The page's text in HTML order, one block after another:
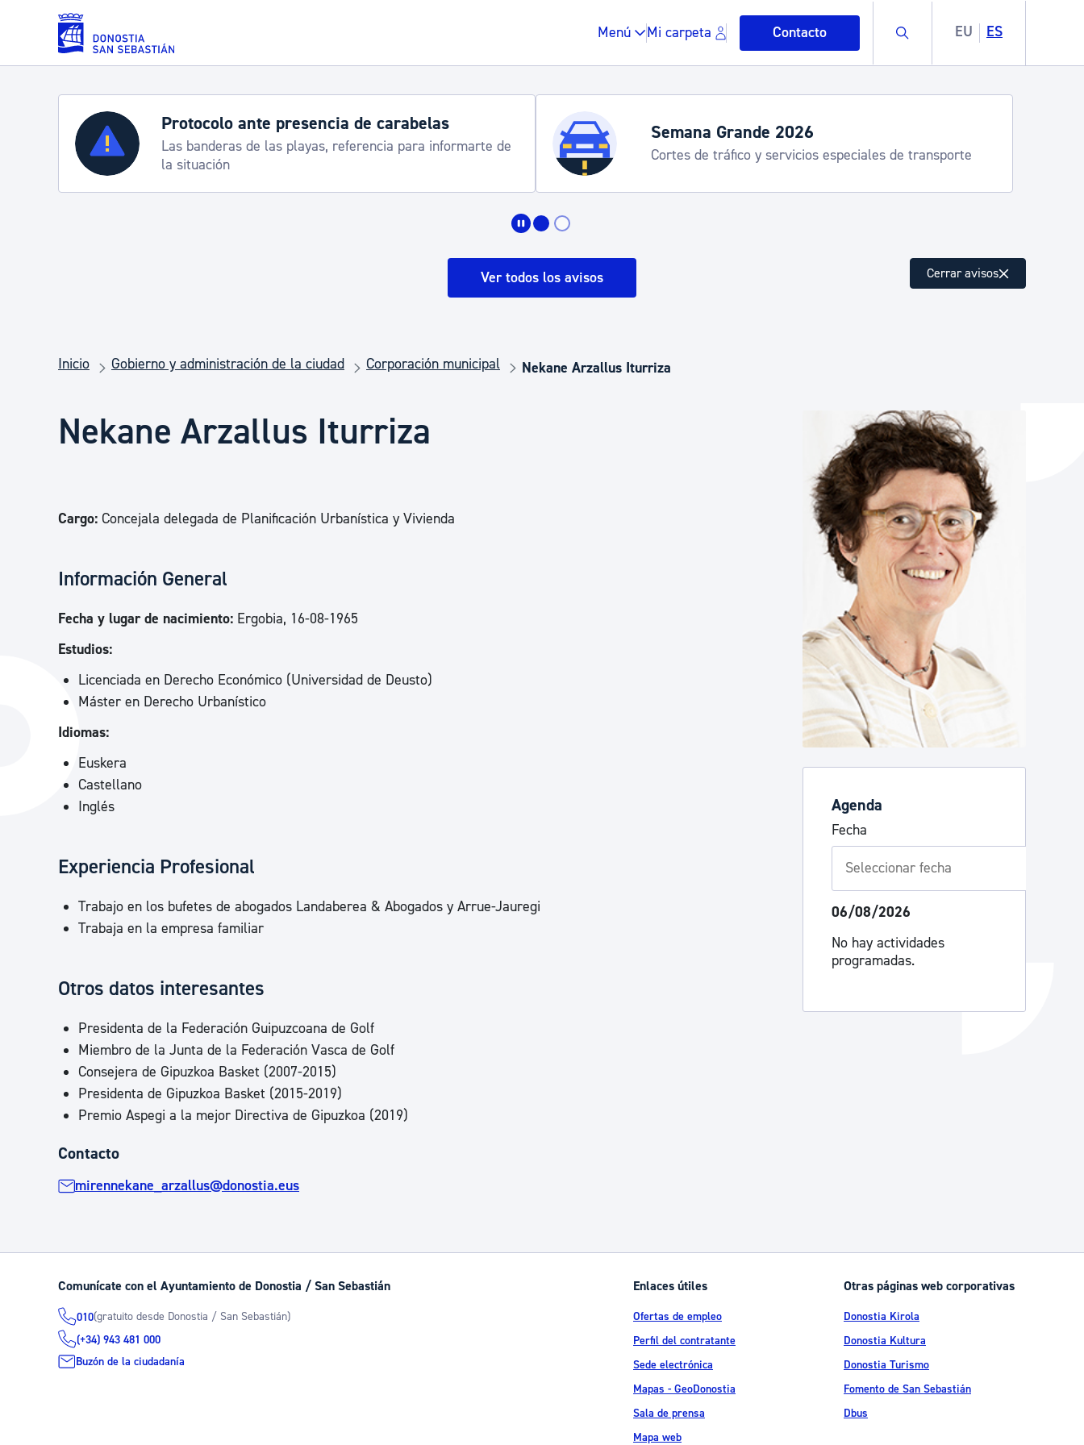
Saltar al contenido principal
Menú Mi carpeta Contacto Buscar EU ES
Servicios
Padrón y asuntos personales
Espacio público, residuos y medioambiente
Seguridad ciudadana y emergencias Euskera
Salud Pública, animales y consumo
Igualdad, Derechos Humanos y convivencia
Deporte
La ciudad
La ciudad ahora
Descubre la ciudad
Catálogo de trámites
Ayuda a la tramitación
Protocolo ante presencia de carabelas
Las banderas de las playas, referencia para informarte de
la situación
Semana Grande 2026
Cortes de tráfico y servicios especiales de transporte
Ver todos los avisos Cerrar avisos
Inicio Gobierno y administración de la ciudad Corporación municipal Nekane Arzallus Iturriza
Nekane Arzallus Iturriza
Cargo: Concejala delegada de Planificación Urbanística y Vivienda
Información General
Fecha y lugar de nacimiento: Ergobia, 16-08-1965
Estudios:
Licenciada en Derecho Económico (Universidad de Deusto)
Máster en Derecho Urbanístico
Idiomas:
Euskera
Castellano
Inglés
Experiencia Profesional
Trabajo en los bufetes de abogados Landaberea & Abogados y Arrue-Jauregi
Trabaja en la empresa familiar
Otros datos interesantes
Presidenta de la Federación Guipuzcoana de Golf
Miembro de la Junta de la Federación Vasca de Golf
Consejera de Gipuzkoa Basket (2007-2015)
Presidenta de Gipuzkoa Basket (2015-2019)
Premio Aspegi a la mejor Directiva de Gipuzkoa (2019)
Contacto
mirennekane_arzallus@donostia.eus
Agenda
Fecha
06/08/2026
No hay actividades
programadas.
Comunícate con el Ayuntamiento de Donostia / San Sebastián
010(gratuito desde Donostia / San Sebastián)
(+34) 943 481 000
Buzón de la ciudadanía
Enlaces útiles
Ofertas de empleo
Perfil del contratante
Sede electrónica
Mapas - GeoDonostia
Sala de prensa
Mapa web
Otras páginas web corporativas
Donostia Kirola
Donostia Kultura
Donostia Turismo
Fomento de San Sebastián
Dbus